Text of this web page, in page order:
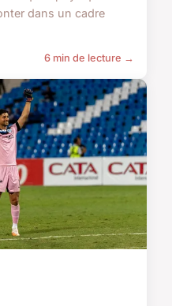
dans un cadre
6 min de lecture →